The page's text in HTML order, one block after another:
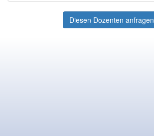
Diesen Dozenten anfragen